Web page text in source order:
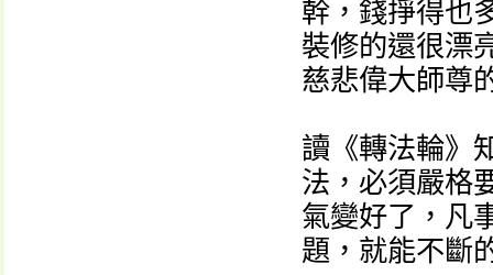
幹，錢掙得也
裝修的還很漂
慈悲偉大師尊
讀《轉法輪》
法，必須嚴格
氣變好了，凡
題，就能不斷